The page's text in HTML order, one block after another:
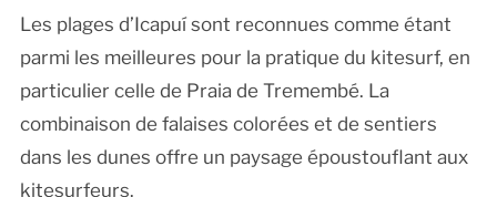
Les plages d’Icapuí sont reconnues comme étant
parmi les meilleures pour la pratique du kitesurf, en
particulier celle de Praia de Tremembé. La
combinaison de falaises colorées et de sentiers
dans les dunes offre un paysage époustouflant aux
kitesurfeurs.